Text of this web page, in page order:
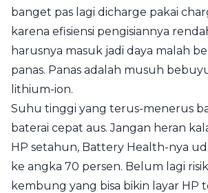
banget pas lagi dicharge pakai
karena efisiensi pengisiannya
harusnya masuk jadi daya malah
panas. Panas adalah musuh
lithium-ion.
Suhu tinggi yang terus-menerus
baterai cepat aus. Jangan heran
HP setahun, Battery Health-nya
ke angka 70 persen. Belum lagi
kembung yang bisa bikin layar HP